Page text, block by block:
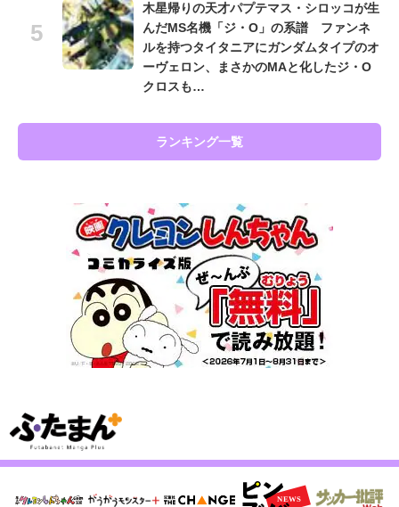
木星帰りの天才パプテマス・シロッコが生
んだMS名機「ジ・O」の系譜 ファンネ
ルを持つタイタニアにガンダムタイプのオ
ーヴェロン、まさかのMAと化したジ・O
クロスも…
ランキング一覧